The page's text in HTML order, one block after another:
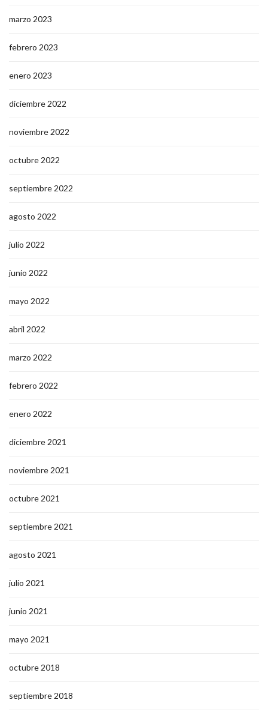
marzo 2023
febrero 2023
enero 2023
diciembre 2022
noviembre 2022
octubre 2022
septiembre 2022
agosto 2022
julio 2022
junio 2022
mayo 2022
abril 2022
marzo 2022
febrero 2022
enero 2022
diciembre 2021
noviembre 2021
octubre 2021
septiembre 2021
agosto 2021
julio 2021
junio 2021
mayo 2021
octubre 2018
septiembre 2018